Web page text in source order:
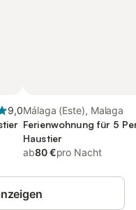
9,0Málaga (Este), Malaga
Ferienwohnung für 5
Haustier
ab80 €pro Nacht